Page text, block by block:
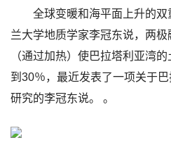
全球变暖和海平面上升的
兰大学地质学家李冠东说，两
（通过加热）使巴拉塔利亚湾
到30％，最近发表了一项关于
研究的李冠东说。 。